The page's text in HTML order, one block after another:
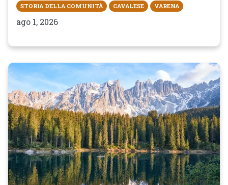
STORIA DELLA COMUNITÀ CAVALESE VARENA
ago 1, 2026